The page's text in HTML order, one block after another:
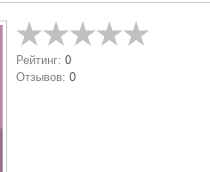
Рейтинг: 0
Отзывов: 0